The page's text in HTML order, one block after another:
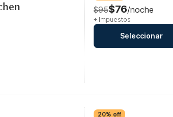
$95$76/noche
+ Impuestos
Seleccionar
20% off